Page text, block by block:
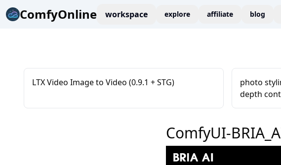
ComfyOnline workspace explore affiliate blog
LTX Video Image to Video (0.9.1 + STG)
photo
depth
ComfyUI-